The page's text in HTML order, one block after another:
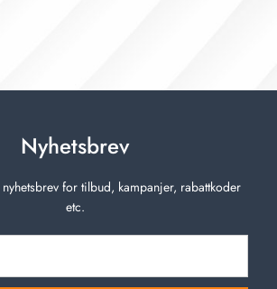
Nyhetsbrev
for tilbud, kampanjer, rabattkoder
etc.